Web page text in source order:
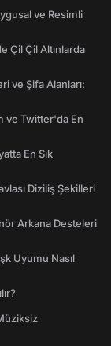
ve Resimli
Çil Çil Altınlarda
ve Şifa Alanları:
ve Twitter'da En
En Sık
Diziliş Şekilleri
Arkana Desteleri
Uyumu Nasıl